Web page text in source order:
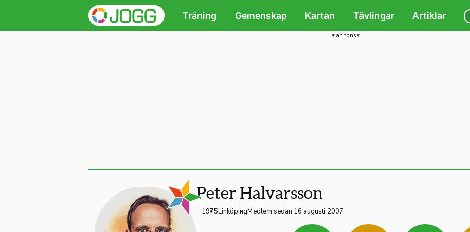
Träning Gemenskap Kartan Tävlingar Artiklar
annons
Peter Halvarsson
1975LinköpingMedlem sedan 16 augusti 2007